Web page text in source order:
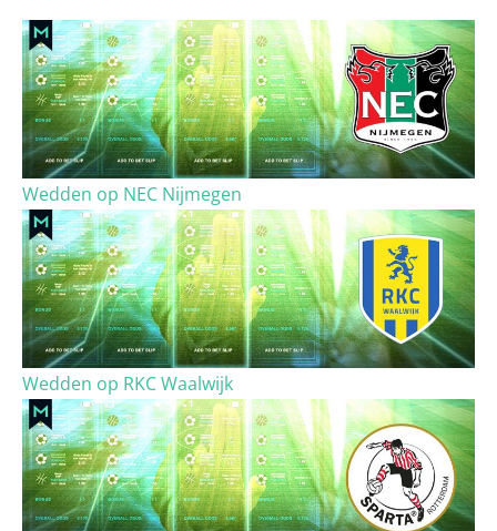
Wedden op NEC Nijmegen
Wedden op RKC Waalwijk